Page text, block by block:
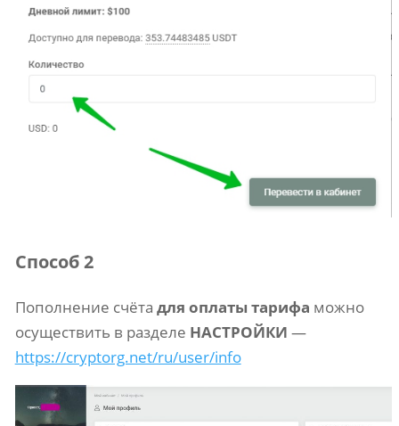
Способ 2
Пополнение счёта для оплаты тарифа можно
осуществить в разделе НАСТРОЙКИ —
https://cryptorg.net/ru/user/info